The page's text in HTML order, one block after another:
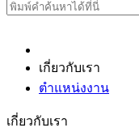
เกี่ยวกับเรา
ตำแหน่งงาน
เกี่ยวกับเรา